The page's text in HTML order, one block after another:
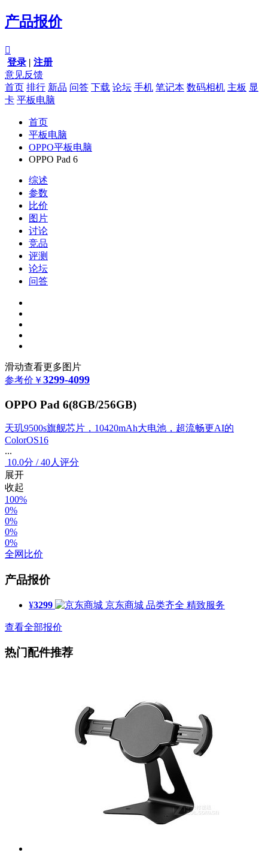
产品报价

登录 | 注册
意见反馈
首页 排行 新品 问答 下载 论坛 手机 笔记本 数码相机 主板 显
卡 平板电脑
首页
平板电脑
OPPO平板电脑
OPPO Pad 6
综述
参数
比价
图片
讨论
竞品
评测
论坛
问答
滑动查看更多图片
参考价 ￥3299-4099
OPPO Pad 6(8GB/256GB)
天玑9500s旗舰芯片，10420mAh大电池，超流畅更AI的
ColorOS16
...
10.0分 /40人评分
展开
收起
100%
0%
0%
0%
0%
全网比价
产品报价
¥3299 京东商城 品类齐全 精致服务
查看全部报价
热门配件推荐